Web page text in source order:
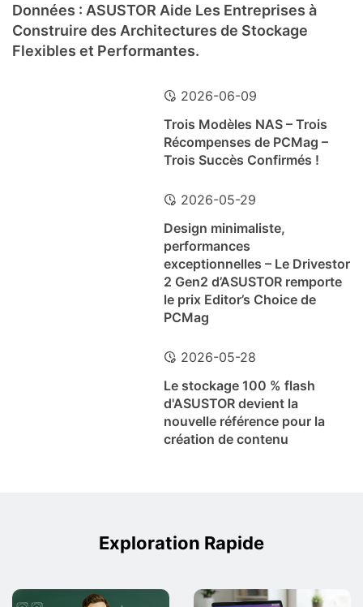
Données : ASUSTOR Aide Les Entreprises à
Construire des Architectures de Stockage
Flexibles et Performantes.
2026-06-09
Trois Modèles NAS – Trois
Récompenses de PCMag –
Trois Succès Confirmés !
2026-05-29
Design minimaliste,
performances
exceptionnelles – Le Drivestor
2 Gen2 d’ASUSTOR remporte
le prix Editor’s Choice de
PCMag
2026-05-28
Le stockage 100 % flash
d'ASUSTOR devient la
nouvelle référence pour la
création de contenu
Exploration Rapide